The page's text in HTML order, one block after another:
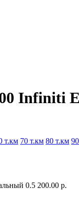
Infiniti
т.км 70 т.км 80 т.км
0.5 200.00 р.